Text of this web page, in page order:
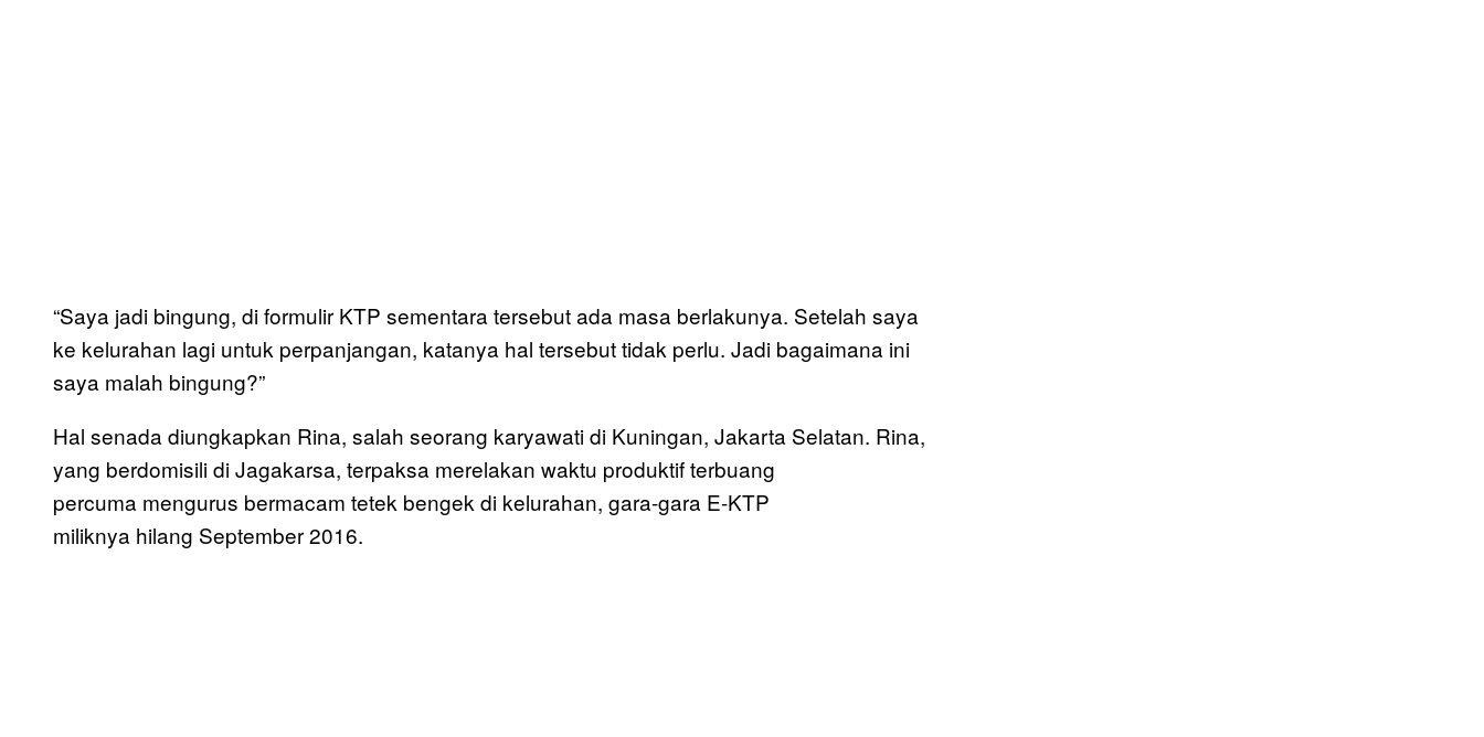
“Saya jadi bingung, di formulir KTP sementara tersebut ada masa berlakunya. Setelah saya
ke kelurahan lagi untuk perpanjangan, katanya hal tersebut tidak perlu. Jadi bagaimana ini
saya malah bingung?”
Hal senada diungkapkan Rina, salah seorang karyawati di Kuningan, Jakarta Selatan. Rina,
yang berdomisili di Jagakarsa, terpaksa merelakan waktu produktif terbuang
percuma mengurus bermacam tetek bengek di kelurahan, gara-gara E-KTP
miliknya hilang September 2016.